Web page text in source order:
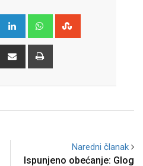
Google+ LinkedIn Whatsapp
Reddit
Share
Naredni članak
Ispunjeno obećanje: Glog